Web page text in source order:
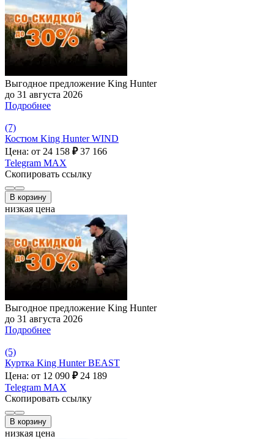
Выгодное предложение King Hunter
до 31 августа 2026
Подробнее
(7)
Костюм King Hunter WIND
Цена: от 24 158 ₽ 37 166
Telegram MAX
Скопировать ссылку
В корзину
низкая цена
Выгодное предложение King Hunter
до 31 августа 2026
Подробнее
(5)
Куртка King Hunter BEAST
Цена: от 12 090 ₽ 24 189
Telegram MAX
Скопировать ссылку
В корзину
низкая цена